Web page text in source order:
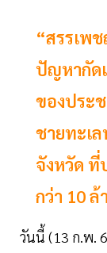
“สรรเพ
ปัญหากัด
ของประ
ชายทะเ
จังหวัด ที่
กว่า 10
วันนี้ (13 ก.พ.